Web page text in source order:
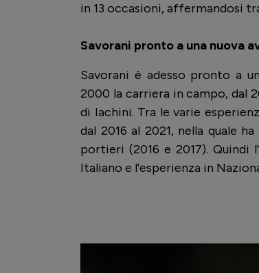
in 13 occasioni, affermandosi
Savorani pronto a una nuova
Savorani è adesso pronto a
2000 la carriera in campo, dal
di Iachini. Tra le varie
dal 2016 al 2021, nella quale
portieri (2016 e 2017). Quindi
Italiano e l'esperienza in